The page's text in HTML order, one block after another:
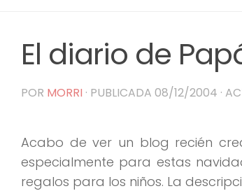
El diario de
POR MORRI · PUBLICADA 08/12/2004 ·
Acabo de ver un blog recién
especialmente para estas
regalos para los niños. La